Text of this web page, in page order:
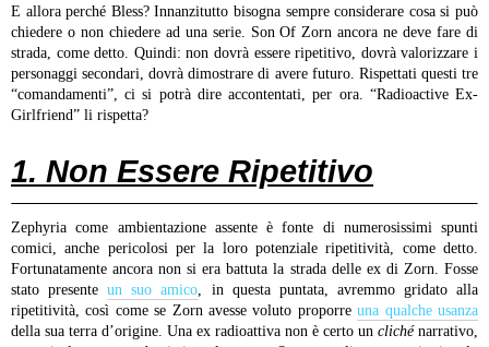
E allora perché Bless?Innanzitutto bisogna sempre considerare cosa si può
chiedere o non chiedere ad una serie. Son Of Zorn ancora ne deve fare di
strada, come detto. Quindi: non dovrà essere ripetitivo, dovrà valorizzare i
personaggi secondari, dovrà dimostrare di avere futuro. Rispettati questi tre
“comandamenti”, ci si potrà dire accontentati, per ora. “Radioactive Ex-
Girlfriend” li rispetta?
1. Non Essere Ripetitivo
Zephyria come ambientazione assente è fonte di numerosissimi spunti
comici, anche pericolosi per la loro potenziale ripetitività, come detto.
Fortunatamente ancora non si era battuta la strada delle ex di Zorn. Fosse
stato presenteun suo amico , in questa puntata, avremmo gridato alla
ripetitività, così come se Zorn avesse voluto proporreuna qualche usanza
della sua terra d’origine. Una ex radioattiva non è certo un clichénarrativo,